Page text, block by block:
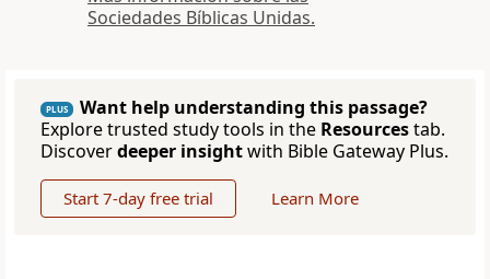
Sociedades Bíblicas Unidas.
PLUS
Want help understanding this passage?
Explore trusted study tools in the Resourcestab.
Discoverdeeper insightwith Bible Gateway Plus.
Start 7-day free trial Learn More